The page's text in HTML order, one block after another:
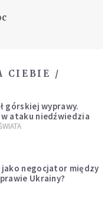
CIEBIE /
górskiej wyprawy.
w ataku niedźwiedzia
jako negocjator między
Ukrainy?